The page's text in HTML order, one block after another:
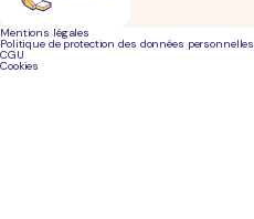
Mentions légales
Politique de protection des données personnelles
CGU
Cookies